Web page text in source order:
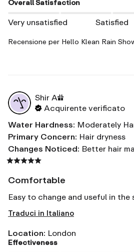
Overall Satisfaction
Very unsatisfied Satisfied
Recensione per Hello Klean Rain
Shir A
Acquirente verificato
Water Hardness: Moderately
Primary Concern: Hair dryness
Changes Noticed: Better hair
Comfortable
Easy to change and useful in the
Traduci in Italiano
Location: London
Effectiveness